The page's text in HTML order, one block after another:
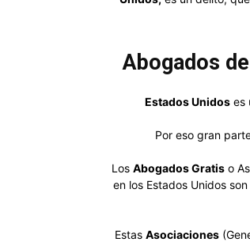
Abogados
Estados Unidos es
Por eso gran
Los Abogados Gratis o
en los Estados Unidos
Estas Asociaciones